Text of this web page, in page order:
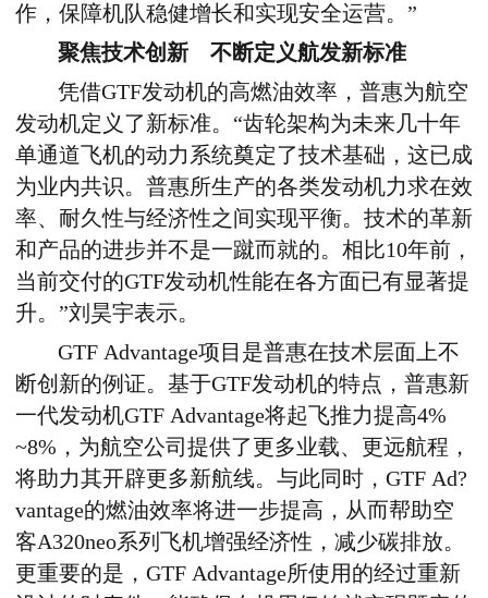
作，保障机队稳健增长和实现安全运营。”
聚焦技术创新 不断定义航发新标准
凭借GTF发动机的高燃油效率，普惠为航空
发动机定义了新标准。“齿轮架构为未来几十年
单通道飞机的动力系统奠定了技术基础，这已成
为业内共识。普惠所生产的各类发动机力求在效
率、耐久性与经济性之间实现平衡。技术的革新
和产品的进步并不是一蹴而就的。相比10年前，
当前交付的GTF发动机性能在各方面已有显著提
升。”刘昊宇表示。
GTF Advantage项目是普惠在技术层面上不
断创新的例证。基于GTF发动机的特点，普惠新
一代发动机GTF Advantage将起飞推力提高4%
~8%，为航空公司提供了更多业载、更远航程，
将助力其开辟更多新航线。与此同时，GTF Ad?
vantage的燃油效率将进一步提高，从而帮助空
客A320neo系列飞机增强经济性，减少碳排放。
更重要的是，GTF Advantage所使用的经过重新